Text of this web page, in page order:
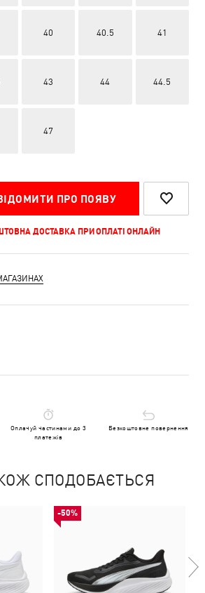
40 40.5 41
43 44 44.5
47
ПРО ПОЯВУ
ДОСТАВКА ПРИ ОПЛАТІ ОНЛАЙН
Оплачуй частинами до 3
платежів
Безкоштовне повернення
СПОДОБАЄТЬСЯ
-50%